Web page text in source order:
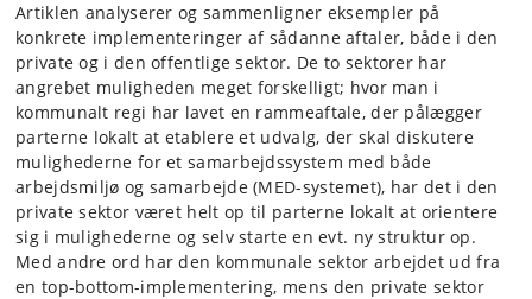
Artiklen analyserer og sammenligner eksempler på
konkrete implementeringer af sådanne aftaler, både i den
private og i den offentlige sektor. De to sektorer har
angrebet muligheden meget forskelligt; hvor man i
kommunalt regi har lavet en rammeaftale, der pålægger
parterne lokalt at etablere et udvalg, der skal diskutere
mulighederne for et samarbejdssystem med både
arbejdsmiljø og samarbejde (MED-systemet), har det i den
private sektor været helt op til parterne lokalt at orientere
sig i mulighederne og selv starte en evt. ny struktur op.
Med andre ord har den kommunale sektor arbejdet ud fra
en top-bottom-implementering, mens den private sektor